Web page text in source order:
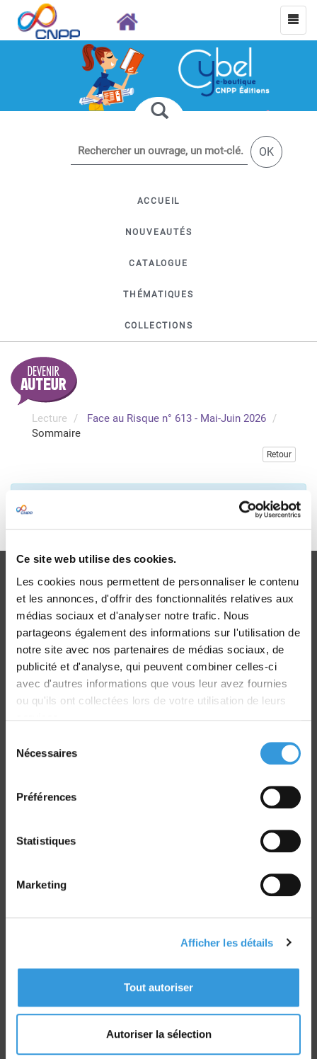
Ce site web utilise des cookies.
Les cookies nous permettent de personnaliser le contenu
et les annonces, d'offrir des fonctionnalités relatives aux
médias sociaux et d'analyser notre trafic. Nous
partageons également des informations sur l'utilisation de
notre site avec nos partenaires de médias sociaux, de
publicité et d'analyse, qui peuvent combiner celles-ci
avec d'autres informations que vous leur avez fournies
ou qu'ils ont collectées lors de votre utilisation de leurs
Nécessaires
Préférences
Statistiques
Marketing
Afficher les détails
Tout autoriser
Autoriser la sélection
OK
ACCUEIL
NOUVEAUTÉS
CATALOGUE
THÉMATIQUES
COLLECTIONS
Lecture
Face au Risque n° 613 - Mai-Juin 2026
Sommaire
Retour
Veuillez vous connecter pour consulter gratuitement ce
chapitre
Livraison
dans le monde entier
Route de la Chapelle Réanville
Tél : 02 32 53 64 34
www.faceaurisque.com